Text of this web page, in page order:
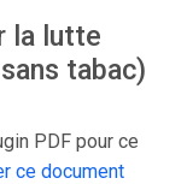
la lutte
tabac)
PDF pour ce
ce document